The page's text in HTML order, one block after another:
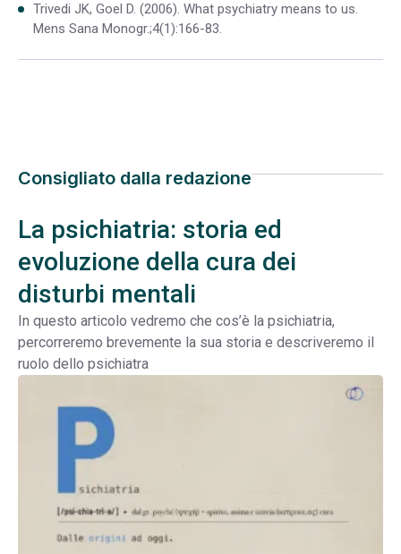
Trivedi JK, Goel D. (2006). What psychiatry means to us.
Mens Sana Monogr.;4(1):166-83.
Consigliato dalla redazione
La psichiatria: storia ed
evoluzione della cura dei
disturbi mentali
In questo articolo vedremo che cos’è la psichiatria,
percorreremo brevemente la sua storia e descriveremo il
ruolo dello psichiatra